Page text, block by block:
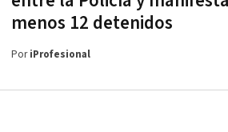
menos 12 detenidos
PoriProfesional